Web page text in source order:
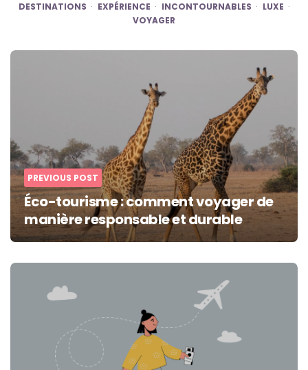
DESTINATIONS EXPÉRIENCE INCONTOURNABLES
LUXE
VOYAGER
Post
PREVIOUS POST
Éco-tourisme : comment voyager de
manière responsable et durable